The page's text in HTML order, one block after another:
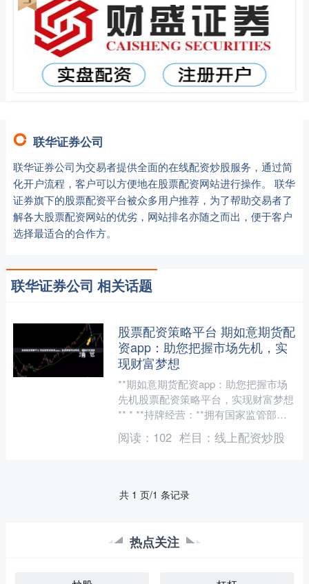
联华证券公司
联华证券公司为交易者提供全面的在线配资炒股服务，通过简
化开户流程，客户可以方便地在股票配资网站进行操作。 联华
证券旗下的股票配资平台被众多用户推荐，为了帮助交易者了
解各大股票配资网站的优劣，网站排名亦随之而出，便于客户
选择最适合的合作方。
联华证券公司 相关话题
股票配资策略平台 期如意期货配
资app：助您把握市场先机，实
现财富梦想
**期如意期货配资app：助您把握市场
先机股票配资策略平台，实现财富梦想
** * **持牌经营：**拥有国家监管部门
颁发的经营许可证，确保合法合规。
期如意期货....
阅读： 102 栏目： 线上配资炒股
共 1 页/1 条记录
热点关注